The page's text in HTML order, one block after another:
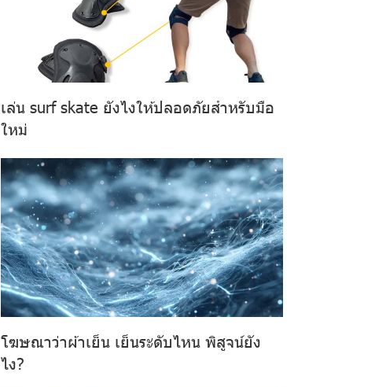
เล่น surf skate ยังไงให้ปลอดภัยสำหรับมือ
ใหม่
โฆษณาว่าผ้าเย็น เย็นระดับไหน พิสูจน์ยัง
ไง?